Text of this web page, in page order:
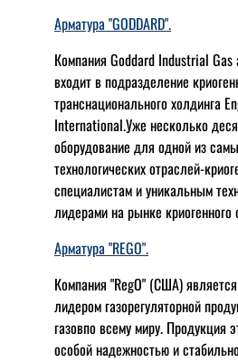
Арматура "GODDARD".
Компания Goddard Industrial
входит в подразделение
транснационального холдинга
International.Уже несколько
оборудование для одной из
технологических отраслей-
специалистам и уникальным
лидерами на рынке криогенного
Арматура "REGO".
Компания "RegO" (США)
лидером газорегуляторной
газовпо всему миру. Продукция
особой надежностью и